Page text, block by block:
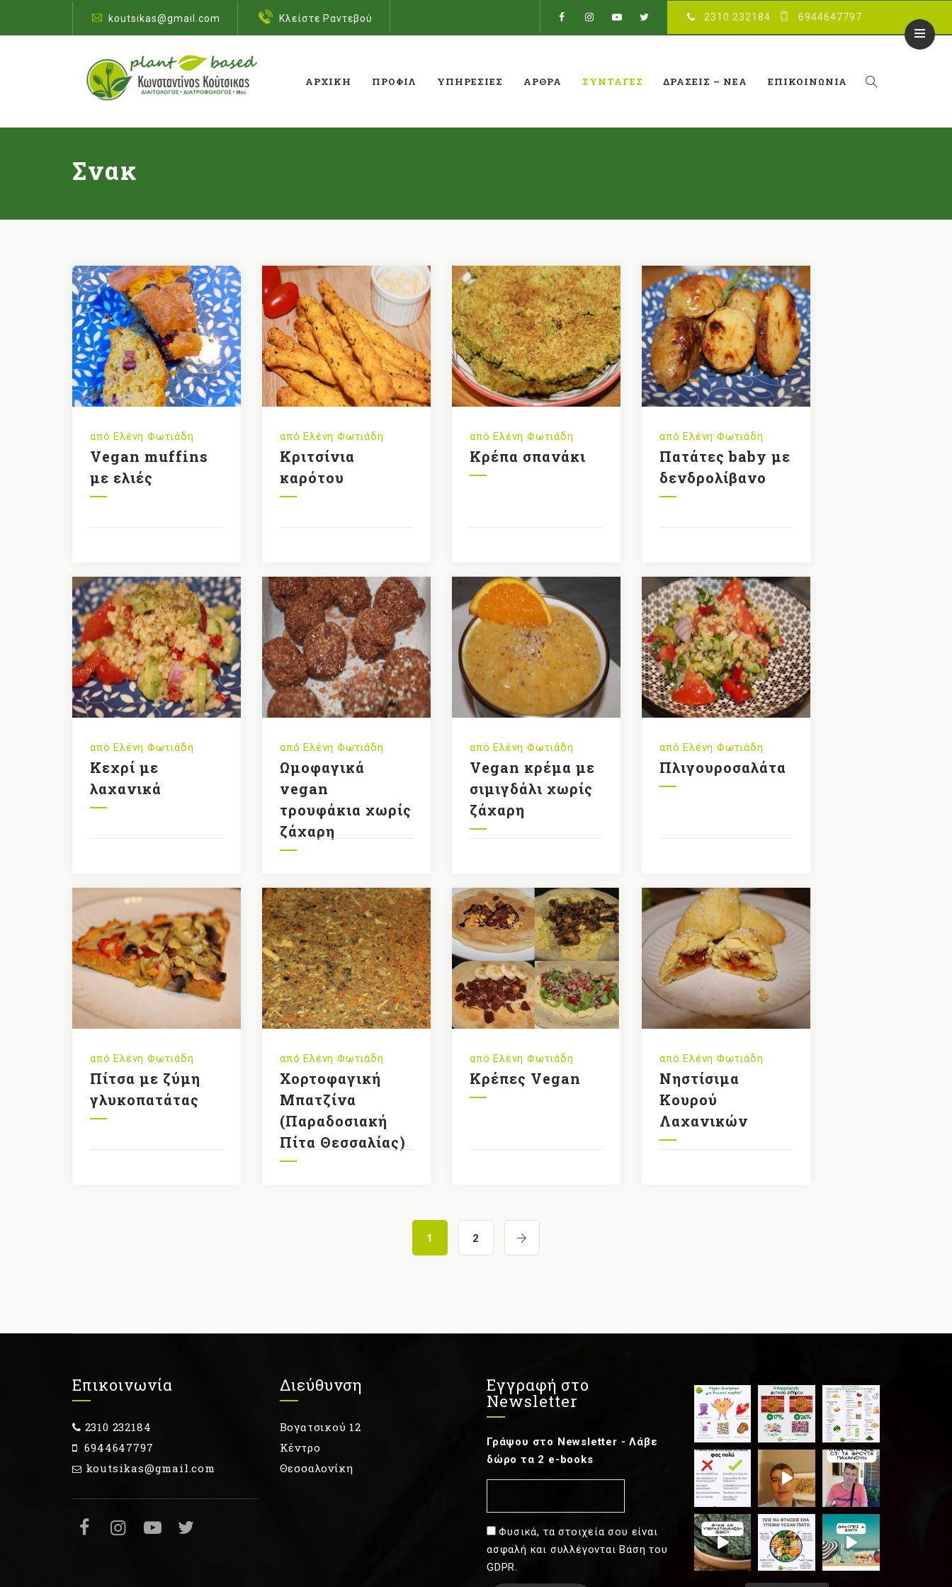
koutsikas@gmail.com Κλείστε Ραντεβού 2310 232184 6944647797
ΑΡΧΙΚΉ ΠΡΟΦΊΛ ΥΠΗΡΕΣΊΕΣ ΆΡΘΡΑ ΣΥΝΤΑΓΈΣ ΔΡΆΣΕΙΣ – ΝΈΑ ΕΠΙΚΟΙΝΩΝΊΑ
Σνακ
απόΕλένη Φωτιάδη
Vegan muffins
με ελιές
απόΕλένη Φωτιάδη
Κριτσίνια
καρότου
απόΕλένη Φωτιάδη
Κρέπα σπανάκι
απόΕλένη Φωτιάδη
Πατάτες baby με
δενδρολίβανο
απόΕλένη Φωτιάδη
Κεχρί με
λαχανικά
απόΕλένη Φωτιάδη
Ωμοφαγικά
vegan
τρουφάκια χωρίς
ζάχαρη
απόΕλένη Φωτιάδη
Vegan κρέμα με
σιμιγδάλι χωρίς
ζάχαρη
απόΕλένη Φωτιάδη
Πλιγουροσαλάτα
απόΕλένη Φωτιάδη
Πίτσα με ζύμη
γλυκοπατάτας
απόΕλένη Φωτιάδη
Χορτοφαγική
Μπατζίνα
(Παραδοσιακή
Πίτα Θεσσαλίας)
απόΕλένη Φωτιάδη
Κρέπες Vegan
απόΕλένη Φωτιάδη
Νηστίσιμα
Κουρού
Λαχανικών
1 2
Επικοινωνία
2310 232184
6944647797
koutsikas@gmail.com
Διεύθυνση
Βογατσικού 12
Κέντρο
Θεσσαλονίκη
Εγγραφή στο
Newsletter
Γράψου στο Newsletter - Λάβε
δώρο τα 2 e-books
Φυσικά, τα στοιχεία σου είναι
ασφαλή και συλλέγονται Βάση του
GDPR.